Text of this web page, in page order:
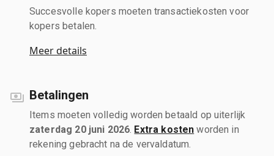
Succesvolle kopers moeten transactiekosten voor
kopers betalen.
Meer details
Betalingen
Items moeten volledig worden betaald op uiterlijk
zaterdag 20 juni 2026 Extra kosten worden in
rekening gebracht na de vervaldatum.